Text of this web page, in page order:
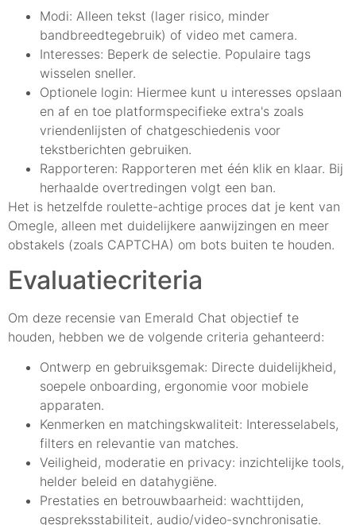
Modi: Alleen tekst (lager risico, minder
bandbreedtegebruik) of video met camera.
Interesses: Beperk de selectie. Populaire tags
wisselen sneller.
Optionele login: Hiermee kunt u interesses opslaan
en af en toe platformspecifieke extra's zoals
vriendenlijsten of chatgeschiedenis voor
tekstberichten gebruiken.
Rapporteren: Rapporteren met één klik en klaar. Bij
herhaalde overtredingen volgt een ban.
Het is hetzelfde roulette-achtige proces dat je kent van
Omegle, alleen met duidelijkere aanwijzingen en meer
obstakels (zoals CAPTCHA) om bots buiten te houden.
Evaluatiecriteria
Om deze recensie van Emerald Chat objectief te
houden, hebben we de volgende criteria gehanteerd:
Ontwerp en gebruiksgemak: Directe duidelijkheid,
soepele onboarding, ergonomie voor mobiele
apparaten.
Kenmerken en matchingskwaliteit: Interesselabels,
filters en relevantie van matches.
Veiligheid, moderatie en privacy: inzichtelijke tools,
helder beleid en datahygiëne.
Prestaties en betrouwbaarheid: wachttijden,
gespreksstabiliteit, audio/video-synchronisatie.